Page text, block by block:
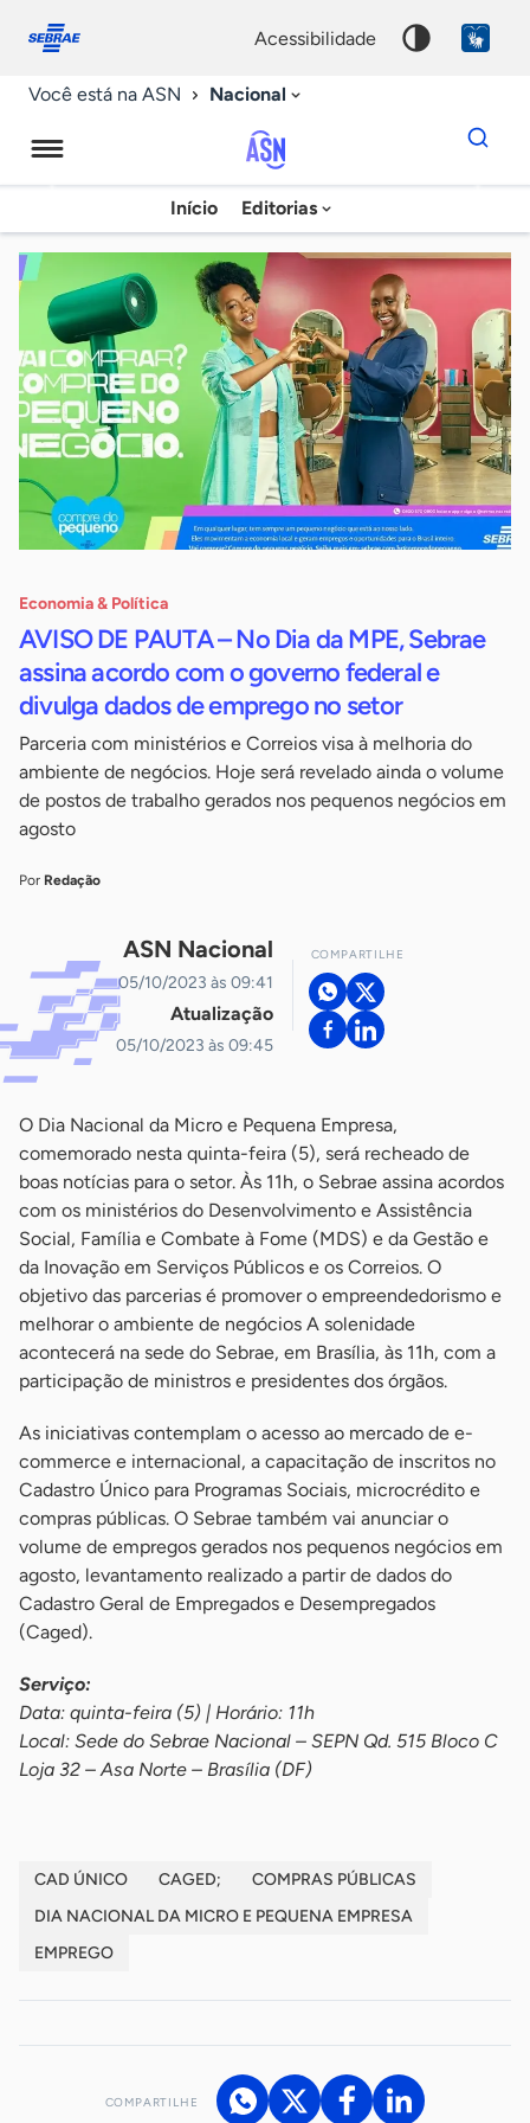
conosco
acessibilidade
Você está na ASN Nacional
Agência
Sebrae
de
Notícias
Início Editorias
Dados
para
chave
Economia & Política
AVISO DE PAUTA – No Dia da MPE, Sebrae
assina acordo com o governo federal e
divulga dados de emprego no setor
Parceria com ministérios e Correios visa à melhoria do
ambiente de negócios. Hoje será revelado ainda o volume
de postos de trabalho gerados nos pequenos negócios em
agosto
Por Redação
ASN Nacional
05/10/2023 às 09:41
Atualização
05/10/2023 às 09:45
COMPARTILHE
O Dia Nacional da Micro e Pequena Empresa,
comemorado nesta quinta-feira (5), será recheado de
boas notícias para o setor. Às 11h, o Sebrae assina acordos
com os ministérios do Desenvolvimento e Assistência
Social, Família e Combate à Fome (MDS) e da Gestão e
da Inovação em Serviços Públicos e os Correios. O
objetivo das parcerias é promover o empreendedorismo e
melhorar o ambiente de negócios A solenidade
acontecerá na sede do Sebrae, em Brasília, às 11h, com a
participação de ministros e presidentes dos órgãos.
As iniciativas contemplam o acesso ao mercado de e-
commerce e internacional, a capacitação de inscritos no
Cadastro Único para Programas Sociais, microcrédito e
compras públicas. O Sebrae também vai anunciar o
volume de empregos gerados nos pequenos negócios em
agosto, levantamento realizado a partir de dados do
Cadastro Geral de Empregados e Desempregados
(Caged).
Serviço:
Data: quinta-feira (5) | Horário: 11h
Local: Sede do Sebrae Nacional – SEPN Qd. 515 Bloco C
Loja 32 – Asa Norte – Brasília (DF)
CAD ÚNICO CAGED;
COMPRAS PÚBLICAS
DIA NACIONAL DA MICRO E PEQUENA EMPRESA
EMPREGO
COMPARTILHE